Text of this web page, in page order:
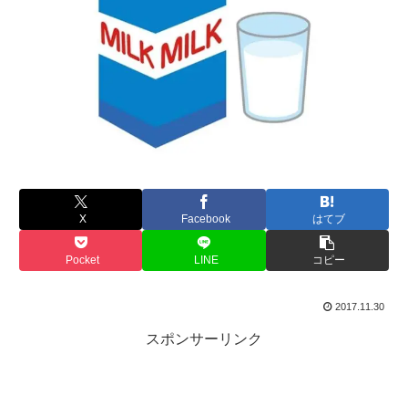
X Facebook はてブ
Pocket LINE コピー
2017.11.30
スポンサーリンク